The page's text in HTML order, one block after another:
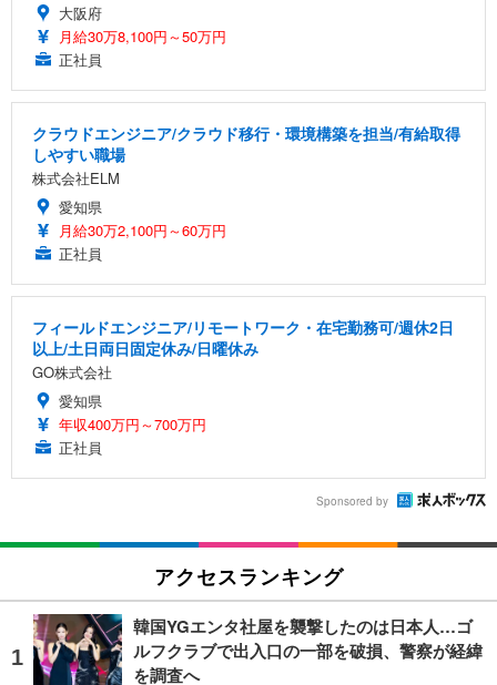
大阪府
月給30万8,100円～50万円
正社員
クラウドエンジニア/クラウド移行・環境構築を担当/有給取得
しやすい職場
株式会社ELM
愛知県
月給30万2,100円～60万円
正社員
フィールドエンジニア/リモートワーク・在宅勤務可/週休2日
以上/土日両日固定休み/日曜休み
GO株式会社
愛知県
年収400万円～700万円
正社員
Sponsored by
アクセスランキング
韓国YGエンタ社屋を襲撃したのは日本人…ゴ
ルフクラブで出入口の一部を破損、警察が経緯
を調査へ